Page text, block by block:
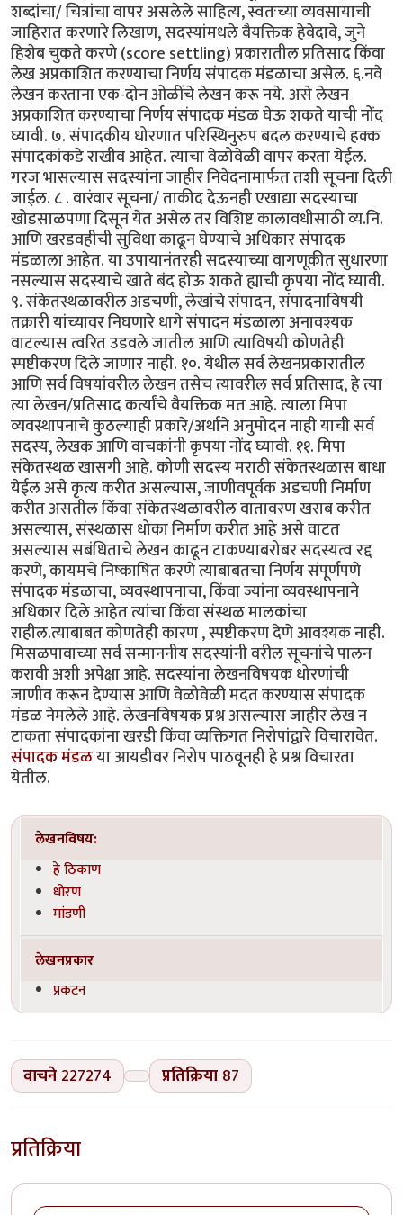
शब्दांचा/ चित्रांचा वापर असलेले साहित्य, स्वतःच्या व्यवसायाची
जाहिरात करणारे लिखाण, सदस्यांमधले वैयक्तिक हेवेदावे, जुने
हिशेब चुकते करणे (score settling) प्रकारातील प्रतिसाद किंवा
लेख अप्रकाशित करण्याचा निर्णय संपादक मंडळाचा असेल. ६.नवे
लेखन करताना एक-दोन ओळींचे लेखन करू नये. असे लेखन
अप्रकाशित करण्याचा निर्णय संपादक मंडळ घेऊ शकते याची नोंद
घ्यावी. ७. संपादकीय धोरणात परिस्थिनुरुप बदल करण्याचे हक्क
संपादकांकडे राखीव आहेत. त्याचा वेळोवेळी वापर करता येईल.
गरज भासल्यास सदस्यांना जाहीर निवेदनामार्फत तशी सूचना दिली
जाईल. ८ . वारंवार सूचना/ ताकीद देऊनही एखाद्या सदस्याचा
खोडसाळपणा दिसून येत असेल तर विशिष्ट कालावधीसाठी व्य.नि.
आणि खरडवहीची सुविधा काढून घेण्याचे अधिकार संपादक
मंडळाला आहेत. या उपायानंतरही सदस्याच्या वागणूकीत सुधारणा
नसल्यास सदस्याचे खाते बंद होऊ शकते ह्याची कृपया नोंद घ्यावी.
९. संकेतस्थळावरील अडचणी, लेखांचे संपादन, संपादनाविषयी
तक्रारी यांच्यावर निघणारे धागे संपादन मंडळाला अनावश्यक
वाटल्यास त्वरित उडवले जातील आणि त्याविषयी कोणतेही
स्पष्टीकरण दिले जाणार नाही. १०. येथील सर्व लेखनप्रकारातील
आणि सर्व विषयांवरील लेखन तसेच त्यावरील सर्व प्रतिसाद, हे त्या
त्या लेखन/प्रतिसाद कर्त्यांचे वैयक्तिक मत आहे. त्याला मिपा
व्यवस्थापनाचे कुठल्याही प्रकारे/अर्थाने अनुमोदन नाही याची सर्व
सदस्य, लेखक आणि वाचकांनी कृपया नोंद घ्यावी. ११. मिपा
संकेतस्थळ खासगी आहे. कोणी सदस्य मराठी संकेतस्थळास बाधा
येईल असे कृत्य करीत असल्यास, जाणीवपूर्वक अडचणी निर्माण
करीत असतील किंवा संकेतस्थळावरील वातावरण खराब करीत
असल्यास, संस्थळास धोका निर्माण करीत आहे असे वाटत
असल्यास सबंधिताचे लेखन काढून टाकण्याबरोबर सदस्यत्व रद्द
करणे, कायमचे निष्काषित करणे त्याबाबतचा निर्णय संपूर्णपणे
संपादक मंडळाचा, व्यवस्थापनाचा, किंवा ज्यांना व्यवस्थापनाने
अधिकार दिले आहेत त्यांचा किंवा संस्थळ मालकांचा
राहील.त्याबाबत कोणतेही कारण , स्पष्टीकरण देणे आवश्यक नाही.
मिसळपावाच्या सर्व सन्माननीय सदस्यांनी वरील सूचनांचे पालन
करावी अशी अपेक्षा आहे. सदस्यांना लेखनविषयक धोरणांची
जाणीव करून देण्यास आणि वेळोवेळी मदत करण्यास संपादक
मंडळ नेमलेले आहे. लेखनविषयक प्रश्न असल्यास जाहीर लेख न
टाकता संपादकांना खरडी किंवा व्यक्तिगत निरोपांद्वारे विचारावेत.
संपादक मंडळया आयडीवर निरोप पाठवूनही हे प्रश्न विचारता
येतील.
लेखनविषय:
हे ठिकाण
धोरण
मांडणी
लेखनप्रकार
प्रकटन
वाचने 227274 प्रतिक्रिया 87
प्रतिक्रिया